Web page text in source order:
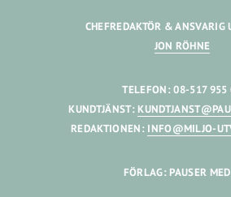
CHEFREDAKTÖR & ANSVARIG
JON RÖHNE
TELEFON: 08-517 955
KUNDTJÄNST:
REDAKTIONEN: INFO@MILJO-
FÖRLAG: PAUSER